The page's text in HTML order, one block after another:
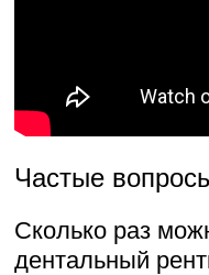
Частые
Сколько раз
дентальный